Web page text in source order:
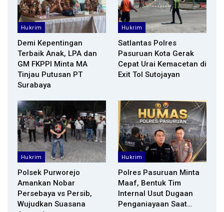
Hukrim
Demi Kepentingan
Terbaik Anak, LPA dan
GM FKPPI Minta MA
Tinjau Putusan PT
Surabaya
Hukrim
Satlantas Polres
Pasuruan Kota Gerak
Cepat Urai Kemacetan di
Exit Tol Sutojayan
Hukrim
Polsek Purworejo
Amankan Nobar
Persebaya vs Persib,
Wujudkan Suasana
Hukrim
Polres Pasuruan Minta
Maaf, Bentuk Tim
Internal Usut Dugaan
Penganiayaan Saat…